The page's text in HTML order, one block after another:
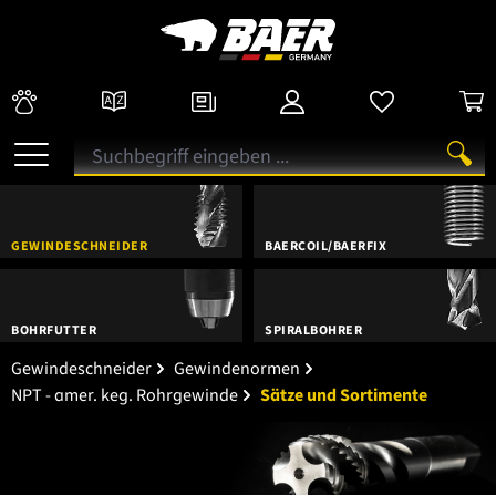
GEWINDESCHNEIDER BAERCOIL/BAERFIX
BOHRFUTTER SPIRALBOHRER
Gewindeschneider
Gewindenormen
NPT - amer. keg. Rohrgewinde
Sätze und Sortimente